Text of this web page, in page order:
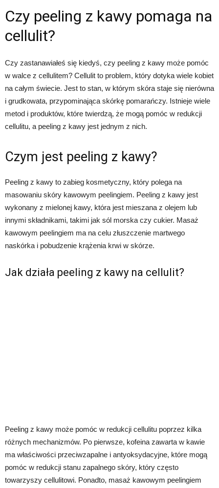
Czy peeling z kawy pomaga na
cellulit?
Czy zastanawiałeś się kiedyś, czy peeling z kawy może pomóc
w walce z cellulitem? Cellulit to problem, który dotyka wiele kobiet
na całym świecie. Jest to stan, w którym skóra staje się nierówna
i grudkowata, przypominająca skórkę pomarańczy. Istnieje wiele
metod i produktów, które twierdzą, że mogą pomóc w redukcji
cellulitu, a peeling z kawy jest jednym z nich.
Czym jest peeling z kawy?
Peeling z kawy to zabieg kosmetyczny, który polega na
masowaniu skóry kawowym peelingiem. Peeling z kawy jest
wykonany z mielonej kawy, która jest mieszana z olejem lub
innymi składnikami, takimi jak sól morska czy cukier. Masaż
kawowym peelingiem ma na celu złuszczenie martwego
naskórka i pobudzenie krążenia krwi w skórze.
Jak działa peeling z kawy na cellulit?
Peeling z kawy może pomóc w redukcji cellulitu poprzez kilka
różnych mechanizmów. Po pierwsze, kofeina zawarta w kawie
ma właściwości przeciwzapalne i antyoksydacyjne, które mogą
pomóc w redukcji stanu zapalnego skóry, który często
towarzyszy cellulitowi. Ponadto, masaż kawowym peelingiem